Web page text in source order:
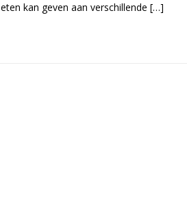
eten kan geven aan verschillende […]